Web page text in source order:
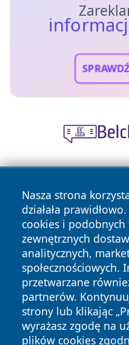
Nasza strona
działała
cookies i
zewnętrznych
analitycznych,
społecznościowych.
przetwarzane
partnerów.
strony lub klikając
wyrażasz zgodę na
plików cookies
Copyright © 2026
zastrzeżone.
News Autorzy